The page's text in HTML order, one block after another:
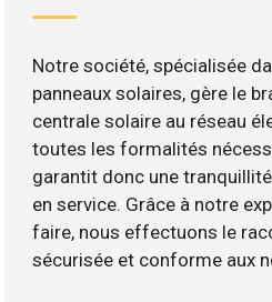
Notre société, spécialisée
panneaux solaires, gère le
centrale solaire au réseau
toutes les formalités
garantit donc une
en service. Grâce à notre
faire, nous effectuons le
sécurisée et conforme aux